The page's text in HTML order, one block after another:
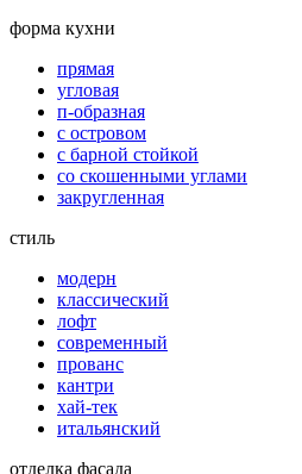
форма кухни
прямая
угловая
п-образная
с островом
с барной стойкой
со скошенными углами
закругленная
стиль
модерн
классический
лофт
современный
прованс
кантри
хай-тек
итальянский
отделка фасада